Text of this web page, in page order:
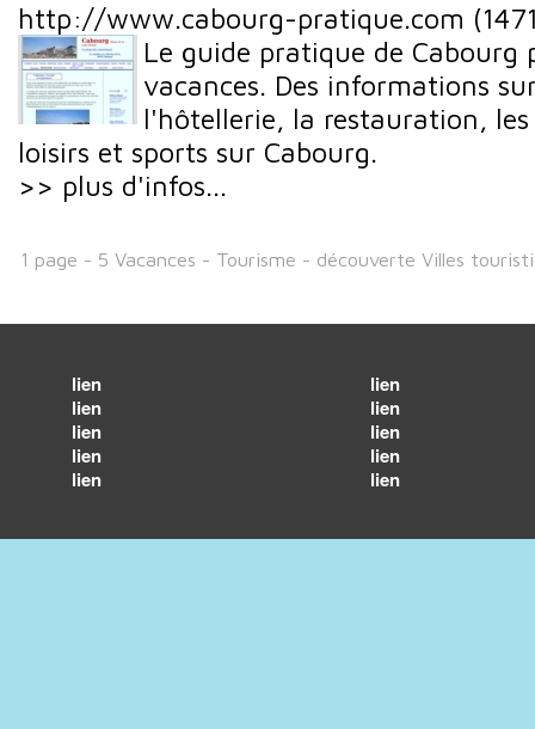
http://www.cabourg-pratique.com
Le guide pratique de Cabourg
vacances. Des informations
l'hôtellerie, la restauration, les
loisirs et sports sur Cabourg.
>> plus d'infos...
1 page - 5 Vacances - Tourisme - découverte Villes
lien
lien
lien
lien
lien
lien
lien
lien
lien
lien